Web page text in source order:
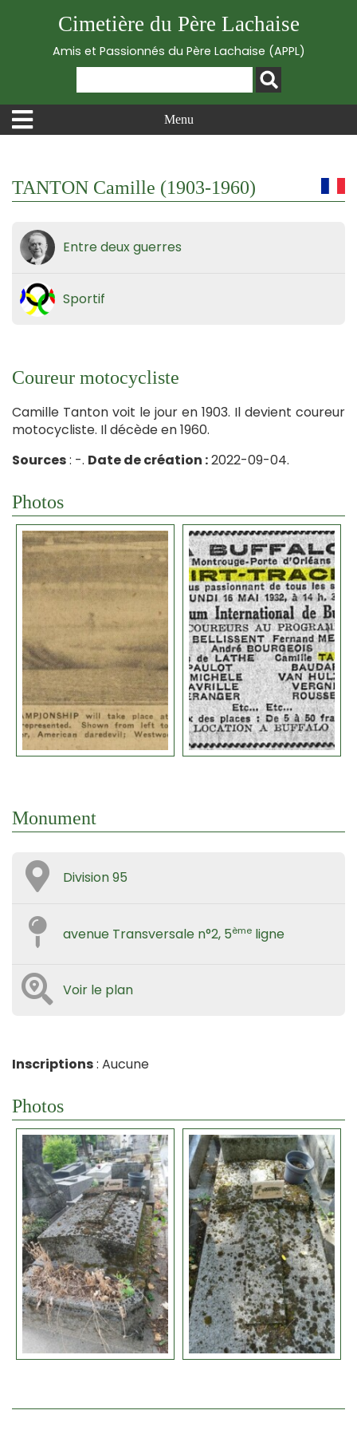
Cimetière du Père Lachaise
Amis et Passionnés du Père Lachaise (APPL)
Menu
TANTON Camille (1903-1960)
Entre deux guerres
Sportif
Coureur motocycliste
Camille Tanton voit le jour en 1903. Il devient coureur
motocycliste. Il décède en 1960.
Sources: -. Date de création :2022-09-04.
Photos
Monument
Division 95
avenue Transversale n°2, 5ème ligne
Voir le plan
Inscriptions: Aucune
Photos